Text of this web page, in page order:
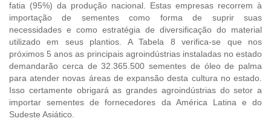
fatia (95%) da produção nacional. Estas empresas recorrem à
importação de sementes como forma de suprir suas
necessidades e como estratégia de diversificação do material
utilizado em seus plantios. A Tabela 8
verifica-se que nos
próximos 5 anos as principais agroindústrias instaladas no estado
demandarão cerca de 32.365.500 sementes de óleo de palma
para atender novas áreas de expansão desta cultura no estado.
Isso certamente obrigará as grandes agroindústrias do setor a
importar sementes de fornecedores da América Latina e do
Sudeste Asiático.